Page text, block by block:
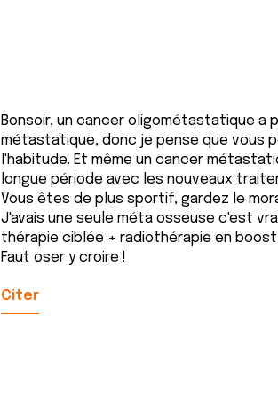
Bonsoir, un cancer oligométastatique a
métastatique, donc je pense que vous
l'habitude. Et même un cancer
longue période avec les nouveaux
Vous êtes de plus sportif, gardez le
J'avais une seule méta osseuse c'est
thérapie ciblée + radiothérapie en
Faut oser y croire !
Citer